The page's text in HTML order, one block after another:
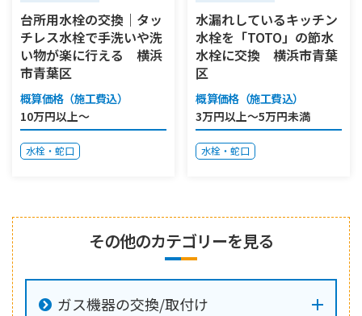
台所用水栓の交換｜タッ
チレス水栓で手洗いや洗
い物が楽に行える 横浜
市青葉区
概算価格（施工費込）
10万円以上～
水栓・蛇口
水漏れしているキッチン
水栓を「TOTO」の節水
水栓に交換 横浜市青葉
区
概算価格（施工費込）
3万円以上～5万円未満
水栓・蛇口
その他のカテゴリーを見る
ガス機器の交換/取付け